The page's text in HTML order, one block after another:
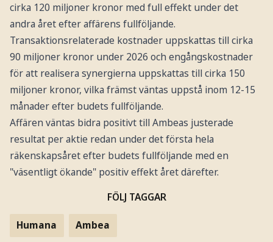
cirka 120 miljoner kronor med full effekt under det
andra året efter affärens fullföljande.
Transaktionsrelaterade kostnader uppskattas till cirka
90 miljoner kronor under 2026 och engångskostnader
för att realisera synergierna uppskattas till cirka 150
miljoner kronor, vilka främst väntas uppstå inom 12-15
månader efter budets fullföljande.
Affären väntas bidra positivt till Ambeas justerade
resultat per aktie redan under det första hela
räkenskapsåret efter budets fullföljande med en
"väsentligt ökande" positiv effekt året därefter.
FÖLJ TAGGAR
Humana Ambea